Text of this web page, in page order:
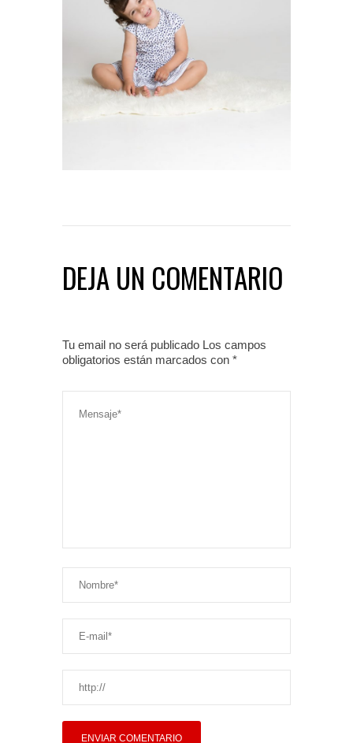
DEJA UN COMENTARIO
Tu email no será publicado Los campos
obligatorios están marcados con *